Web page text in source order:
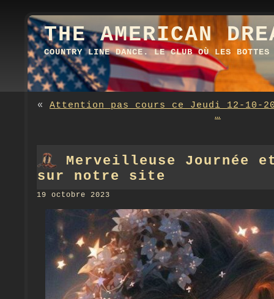
THE AMERICAN
COUNTRY LINE DANCE. LE CLUB OÙ LES BOTTES
« Attention pas cours ce Jeudi 12-10-
…
Merveilleuse Journée
sur notre site
19 octobre 2023